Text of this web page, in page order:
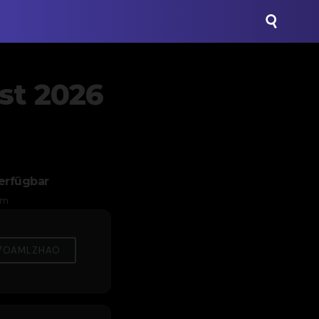
2026